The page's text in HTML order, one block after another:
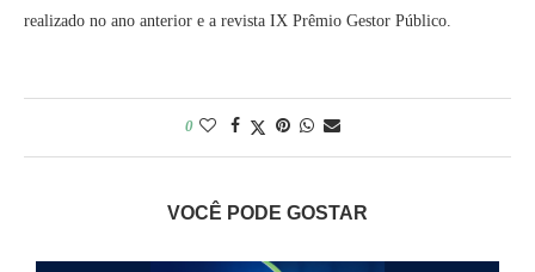
realizado no ano anterior e a revista IX Prêmio Gestor Público.
0
VOCÊ PODE GOSTAR